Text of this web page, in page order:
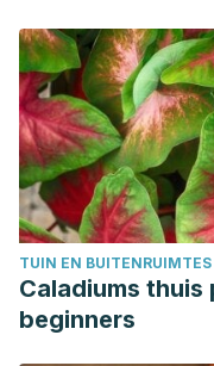
related macular
https://doi.org/
TUIN EN BUITENRUIMTES
Caladiums
beginners